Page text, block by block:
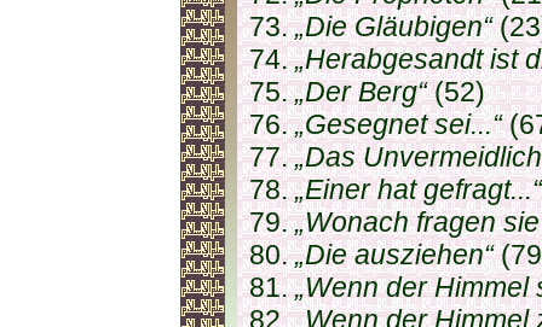
73.„Die Gläubigen“
74.„Herabgesandt ist
75.„Der Berg“(52)
76.„Gesegnet sei...“
77.„Das
78.„Einer hat gefragt...“
79.„Wonach fragen
80.„Die ausziehen“
81.„Wenn der Himmel
82.„Wenn der Himmel